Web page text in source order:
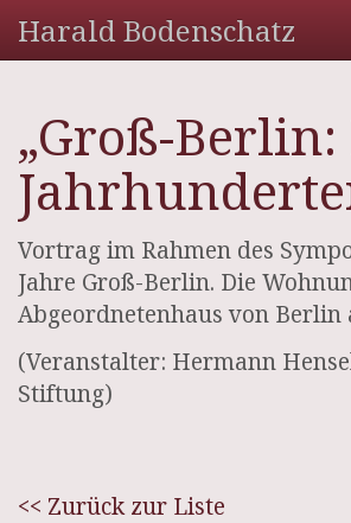
Harald Bodenschatz
„Groß-
Vortrag im Rahmen des
Jahre Groß-Berlin. Die
Abgeordnetenhaus von Berlin
(Veranstalter: Hermann
Stiftung)
<< Zurück zur Liste